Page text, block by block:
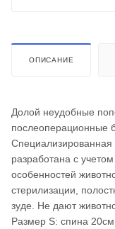
ОПИСАНИЕ
Долой неудобные
послеоперационные
разработана с
особенностей
стерилизации,
зуде. Не дают
Размер S: спина